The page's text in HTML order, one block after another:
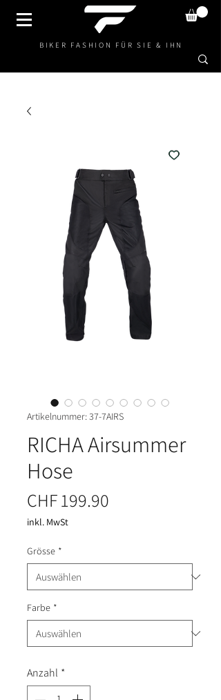
BIKER FASHION FÜR SIE & IHN
Artikelnummer: 37-7AIRS
RICHA Airsummer
Hose
CHF 199.90
inkl. MwSt
Grösse *
Farbe *
Anzahl *